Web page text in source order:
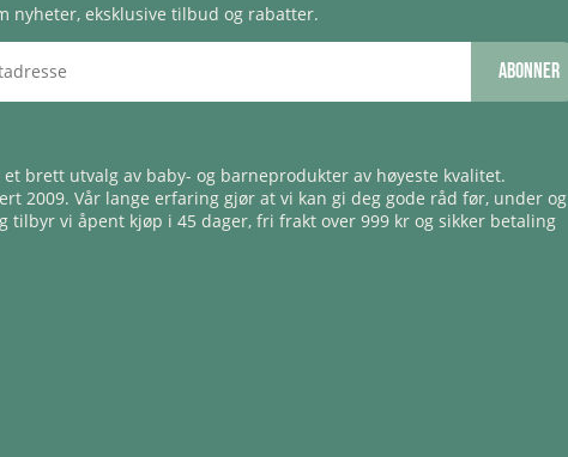
nyheter, eksklusive tilbud og rabatter.
Abonner
brett utvalg av baby- og barneprodukter av høyeste kvalitet.
2009. Vår lange erfaring gjør at vi kan gi deg gode råd før, under og
tilbyr vi åpent kjøp i 45 dager, fri frakt over 999 kr og sikker betaling